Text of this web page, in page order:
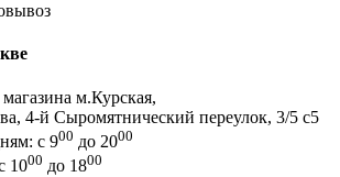
м.Курская,
4-й Сыромятнический переулок, 3/5 с5
с 900 до 2000
1000 до 1800